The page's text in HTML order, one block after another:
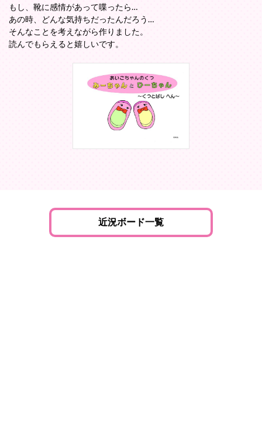
もし、靴に感情があって喋ったら…
あの時、どんな気持ちだったんだろう…
そんなことを考えながら作りました。
読んでもらえると嬉しいです。
近況ボード一覧